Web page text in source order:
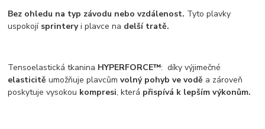
Bez ohledu na typ závodu nebo vzdálenost. Tyto plavky
uspokojí sprinteryi plavce na delší tratě.
Tensoelastická tkanina HYPERFORCE™: díky výjimečné
elasticitěumožňuje plavcůmvolný pohyb ve vodě a zároveň
poskytuje vysokou kompresi, která přispívá k lepším výkonům.